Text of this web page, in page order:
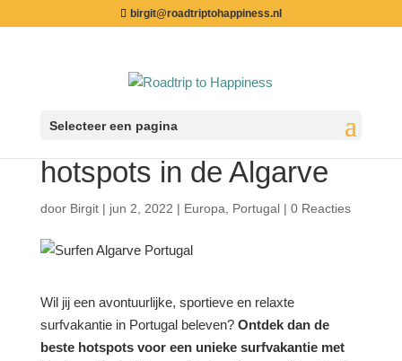
birgit@roadtriptohappiness.nl
Selecteer een pagina
Surfen in Portugal; 4
hotspots in de Algarve
door Birgit| jun 2, 2022 | Europa Portugal| 0 Reacties
Wil jij een avontuurlijke, sportieve en relaxte
surfvakantie in Portugal beleven? Ontdek dan de
beste hotspots voor een unieke surfvakantie met